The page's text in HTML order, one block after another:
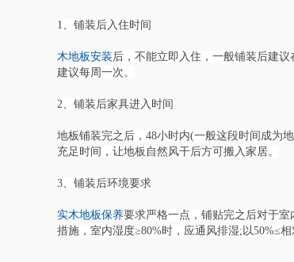
1、铺装后入住时间
木地板安装后，不能立即入住，一般铺装后建
建议每周一次。
2、铺装后家具进入时间
地板铺装完之后，48小时内(一般这段时间成为
充足时间，让地板自然风干后方可搬入家居。
3、铺装后环境要求
实木地板保养要求严格一点，铺贴完之后对于
措施，室内湿度≥80%时，应通风排湿;以50%≤